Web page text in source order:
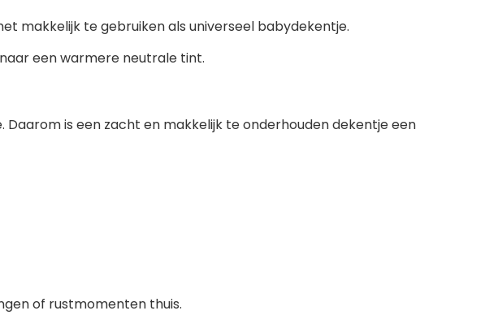
makkelijk te gebruiken als universeel babydekentje.
een warmere neutrale tint.
is een zacht en makkelijk te onderhouden dekentje een
of rustmomenten thuis.